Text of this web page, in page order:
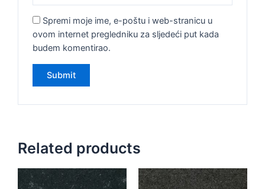
Spremi moje ime, e-poštu i web-stranicu u
ovom internet pregledniku za sljedeći put kada
budem komentirao.
Related products